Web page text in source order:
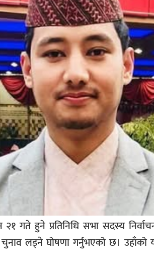
गते हुने प्रतिनिधि सभा सदस्य
लड्ने घोषणा गर्नुभएको छ। उहाँको